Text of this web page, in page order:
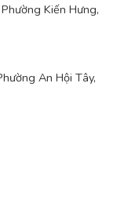
Kiến Hưng,
An Hội Tây,